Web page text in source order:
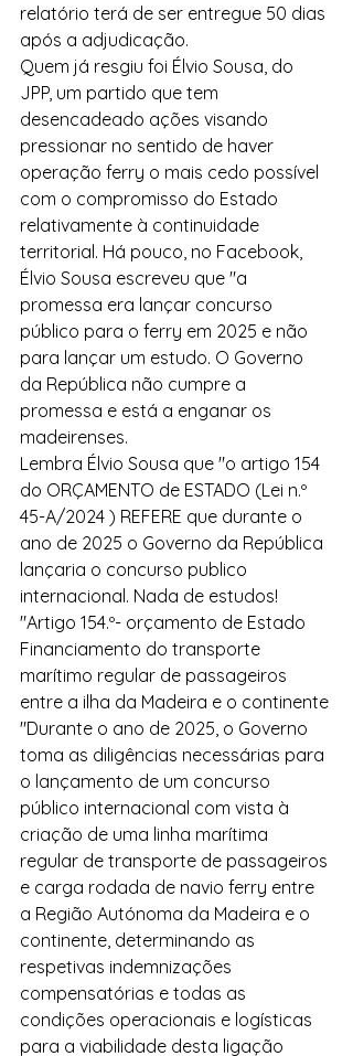
relatório terá de ser entregue 50 dias
após a adjudicação.
Quem já resgiu foi Élvio Sousa, do
JPP, um partido que tem
desencadeado ações visando
pressionar no sentido de haver
operação ferry o mais cedo possível
com o compromisso do Estado
relativamente à continuidade
territorial. Há pouco, no Facebook,
Élvio Sousa escreveu que "a
promessa era lançar concurso
público para o ferry em 2025 e não
para lançar um estudo. O Governo
da República não cumpre a
promessa e está a enganar os
madeirenses.
Lembra Élvio Sousa que "o artigo 154
do ORÇAMENTO de ESTADO (Lei n.º
45-A/2024 ) REFERE que durante o
ano de 2025 o Governo da República
lançaria o concurso publico
internacional. Nada de estudos!
"Artigo 154.º- orçamento de Estado
Financiamento do transporte
marítimo regular de passageiros
entre a ilha da Madeira e o continente
"Durante o ano de 2025, o Governo
toma as diligências necessárias para
o lançamento de um concurso
público internacional com vista à
criação de uma linha marítima
regular de transporte de passageiros
e carga rodada de navio ferry entre
a Região Autónoma da Madeira e o
continente, determinando as
respetivas indemnizações
compensatórias e todas as
condições operacionais e logísticas
para a viabilidade desta ligação